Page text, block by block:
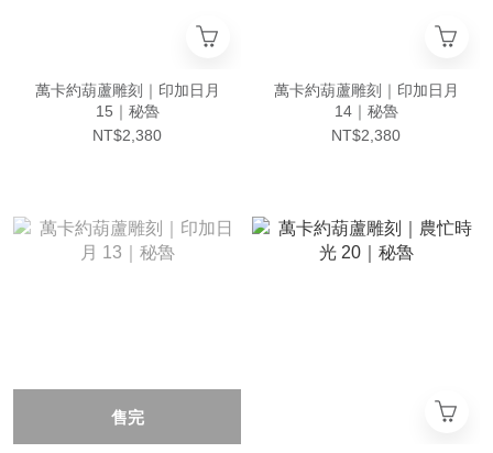
萬卡約葫蘆雕刻｜印加日月
15｜秘魯
NT$2,380
萬卡約葫蘆雕刻｜印加日月
14｜秘魯
NT$2,380
售完